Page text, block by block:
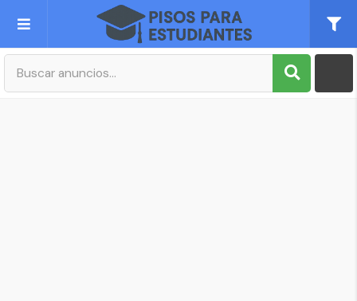
Publica tu Anuncio